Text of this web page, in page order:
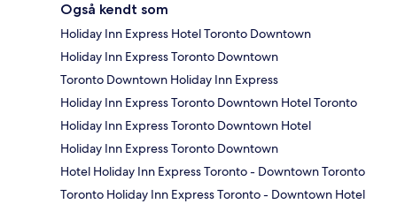
Også kendt som
Holiday Inn Express Hotel Toronto Downtown
Holiday Inn Express Toronto Downtown
Toronto Downtown Holiday Inn Express
Holiday Inn Express Toronto Downtown Hotel Toronto
Holiday Inn Express Toronto Downtown Hotel
Holiday Inn Express Toronto Downtown
Hotel Holiday Inn Express Toronto - Downtown Toronto
Toronto Holiday Inn Express Toronto - Downtown Hotel